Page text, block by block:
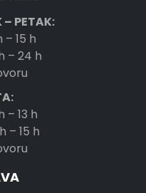
– PETAK:
– 15 h
– 24 h
– 13 h
– 15 h